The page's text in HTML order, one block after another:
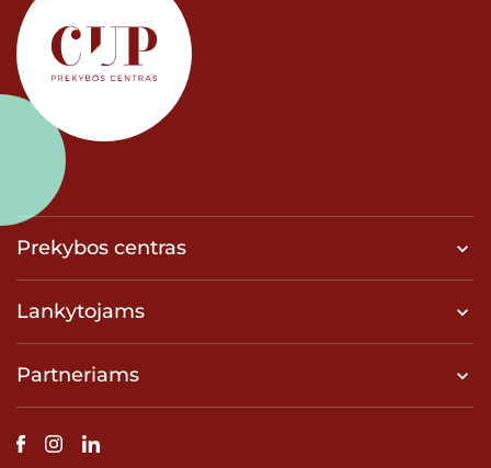
Prekybos centras
Lankytojams
Partneriams